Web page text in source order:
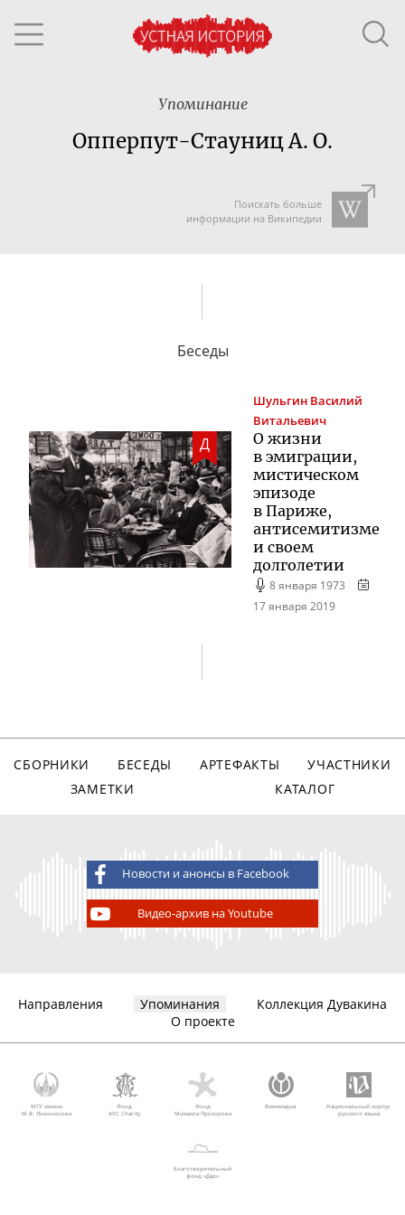
Упоминание
Опперпут-Стауниц А. О.
Поискать больше
информации на Википедии
Беседы
Д
Шульгин Василий
Витальевич
О жизни
в эмиграции,
мистическом
эпизоде
в Париже,
антисемитизме
и своем
долголетии
8 января 1973
17 января 2019
СБОРНИКИ БЕСЕДЫ АРТЕФАКТЫ
УЧАСТНИКИ
ЗАМЕТКИ
КАТАЛОГ
Новости и анонсы в Facebook
Видео-архив на Youtube
Направления Упоминания
Коллекция Дувакина
О проекте
МГУ имени
М.В. Ломоносова
Фонд
AVC Charity
Фонд
Михаила Прохорова
Викимедиа
Национальный корпус
русского языка
Благотворительный
фонд «Дар»